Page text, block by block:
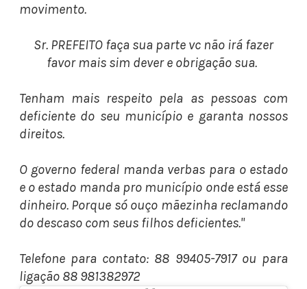
movimento.
Sr. PREFEITO faça sua parte vc não irá fazer
favor mais sim dever e obrigação sua.
Tenham mais respeito pela as pessoas com
deficiente do seu município e garanta nossos
direitos.
O governo federal manda verbas para o estado
e o estado manda pro município onde está esse
dinheiro. Porque só ouço mãezinha reclamando
do descaso com seus filhos deficientes."
Telefone para contato: 88 99405-7917 ou para
ligação 88 981382972